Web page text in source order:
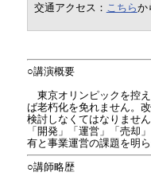
交通アクセス： こちらか
○講演概要
東京オリンピックを控
ば老朽化を免れません。
検討しなくてはなりません
「開発」「運営」「売却
有と事業運営の課題を明ら
○講師略歴